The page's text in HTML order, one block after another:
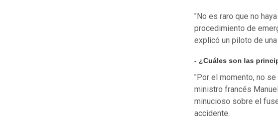
"No es raro que no
procedimiento de
explicó un piloto de
- ¿Cuáles son las
"Por el momento, no
ministro francés
minucioso sobre el
accidente.